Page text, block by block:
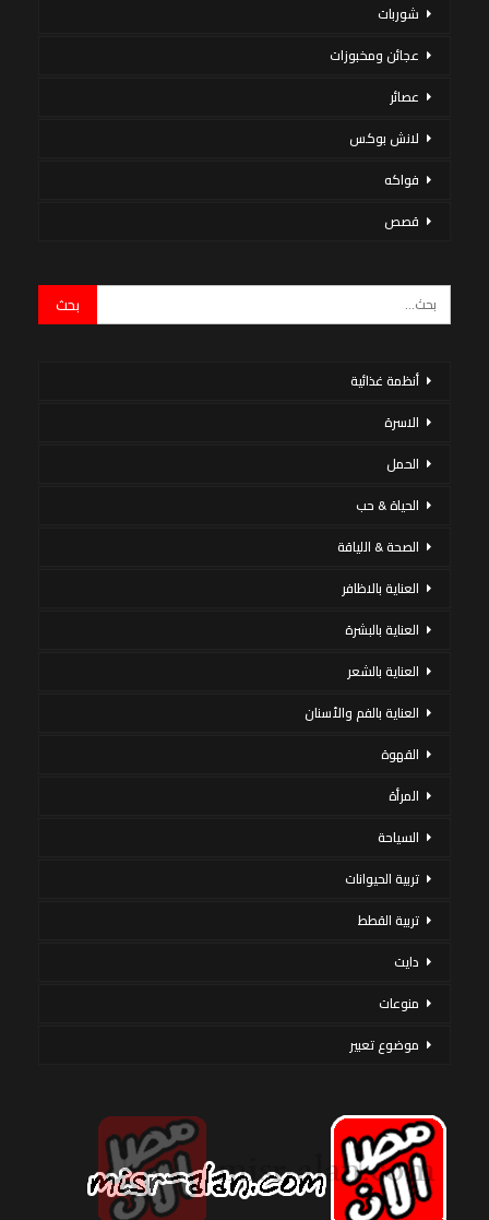
شوربات
عجائن ومخبوزات
عصائر
لانش بوكس
فواكه
قصص
أنظمة غذائية
الاسرة
الحمل
الحياة & حب
الصحة & اللياقة
العناية بالاظافر
العناية بالبشرة
العناية بالشعر
العناية بالفم والأسنان
القهوة
المرأة
السياحة
تربية الحيوانات
تربية القطط
دايت
منوعات
موضوع تعبير